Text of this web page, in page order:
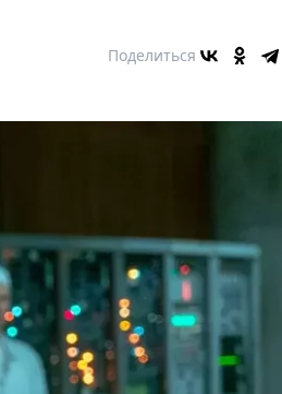
Поделиться